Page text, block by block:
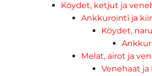
Köydet, ketjut ja
Ankkurointi ja
Köydet,
Melat, airot ja
Venehaat